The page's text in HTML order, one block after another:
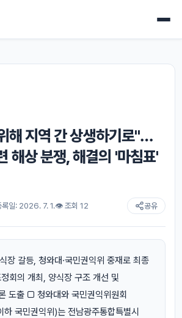
해 지역 간 상생하기로"…
해상 분쟁, 해결의 '마침표'
록일: 2026. 7. 1.👁 조회 12 공유
장 갈등, 청와대·국민권익위 중재로 최종
회의 개최, 양식장 구조 개선 및
도출 □ 청와대와 국민권익위원회
국민권익위)는 전남광주통합특별시